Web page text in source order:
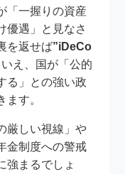
「一握りの資産
優遇」と見なさ
を返せば”iDeCo
いえ、国が「公的
る」との強い政
す。
厳しい視線」や
金制度への警戒
強まるでしょ